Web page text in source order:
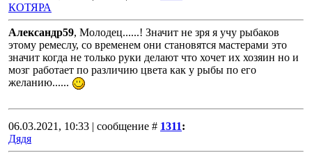
КОТЯРА
Александр59, Молодец......! Значит не зря я учу рыбаков
этому ремеслу, со временем они становятся мастерами это
значит когда не только руки делают что хочет их хозяин но и
мозг работает по различию цвета как у рыбы по его
желанию......
06.03.2021, 10:33 | сообщение # 1311:
Дядя